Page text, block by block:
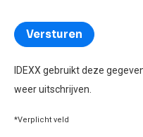
IDEXX gebruikt deze
weer uitschrijven.
*Verplicht veld